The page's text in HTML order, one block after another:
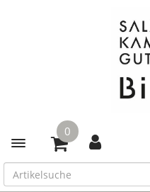
Toggle navigation
0